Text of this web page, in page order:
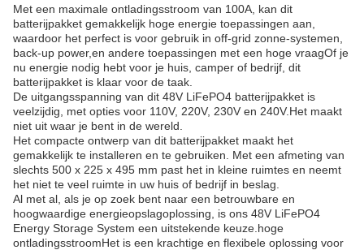
Met een maximale ontladingsstroom van 100A, kan dit
batterijpakket gemakkelijk hoge energie toepassingen aan,
waardoor het perfect is voor gebruik in off-grid zonne-systemen,
back-up power,en andere toepassingen met een hoge vraagOf je
nu energie nodig hebt voor je huis, camper of bedrijf, dit
batterijpakket is klaar voor de taak.
De uitgangsspanning van dit 48V LiFePO4 batterijpakket is
veelzijdig, met opties voor 110V, 220V, 230V en 240V.Het maakt
niet uit waar je bent in de wereld.
Het compacte ontwerp van dit batterijpakket maakt het
gemakkelijk te installeren en te gebruiken. Met een afmeting van
slechts 500 x 225 x 495 mm past het in kleine ruimtes en neemt
het niet te veel ruimte in uw huis of bedrijf in beslag.
Al met al, als je op zoek bent naar een betrouwbare en
hoogwaardige energieopslagoplossing, is ons 48V LiFePO4
Energy Storage System een uitstekende keuze.hoge
ontladingsstroomHet is een krachtige en flexibele oplossing voor